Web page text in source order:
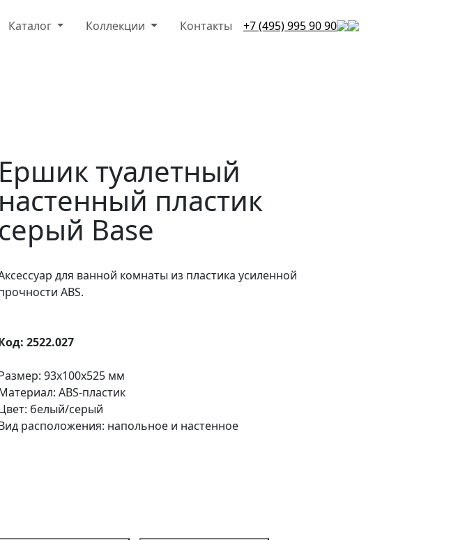
Каталог Коллекции Контакты +7 (495) 995 90 90
Ершик туалетный
настенный пластик
серый Base
для ванной комнаты из пластика усиленной
ABS.
2522.027
93x100x525 мм
ABS-пластик
белый/серый
расположения: напольное и настенное